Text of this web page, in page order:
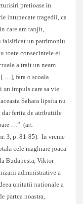
pretioase in
intunecate tragedii, ca
care am tanjit,
falsificat un patrimoniu
toate consecintele ei.
a trait un neam
[ …], fara o scoala
un impuls care sa vie
Sahara lipsita nu
dar ferita de atributiile
…” (art.
3, p. 81-85). In vreme
cele maghiare joaca
Budapesta, Viktor
administrative a
unitatii nationale a
partea noastra,